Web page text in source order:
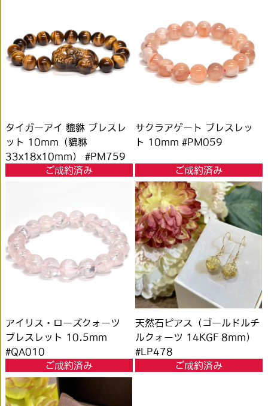
タイガーアイ 貔貅 ブレスレ
ット 10mm（貔貅
33x18x10mm） #PM759
ご成約済み
サクラアゲート ブレスレッ
ト 10mm #PM059
ご成約済み
アイリス・ローズクォーツ
ブレスレット 10.5mm
#QA010
ご成約済み
天然石ピアス（ゴールドルチ
ルクォーツ 14KGF 8mm）
#LP478
ご成約済み